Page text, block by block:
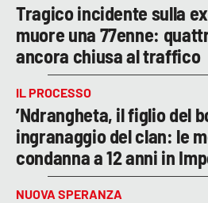
Tragico incidente sulla
muore una 77enne:
ancora chiusa al traffico
IL PROCESSO
’Ndrangheta, il figlio del
ingranaggio del clan: le
condanna a 12 anni in
NUOVA SPERANZA